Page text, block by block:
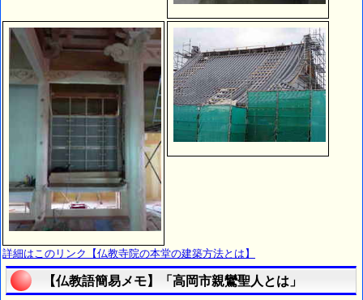
詳細はこのリンク【仏教寺院の本堂の建築方法とは】
【仏教語簡易メモ】「高岡市親鸞聖人とは」